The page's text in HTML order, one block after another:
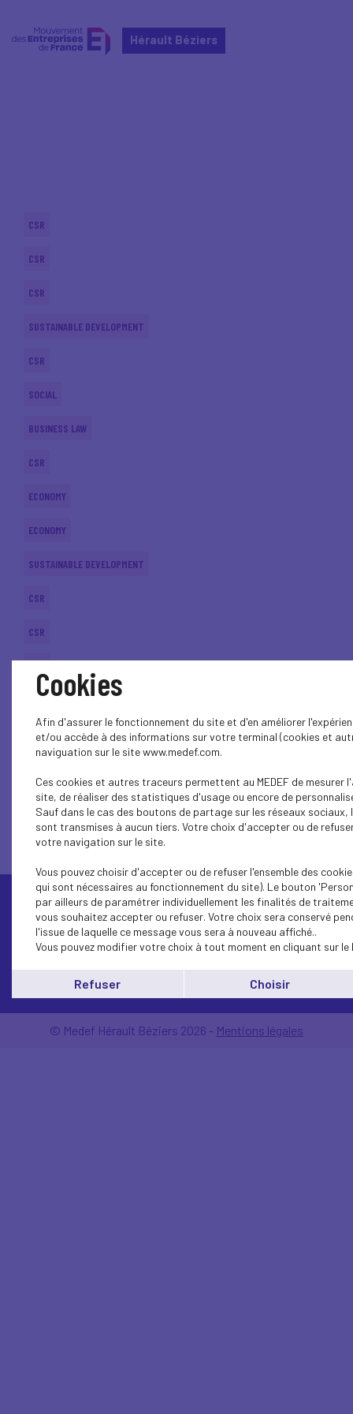
Hérault Béziers
CSR
CSR
CSR
SUSTAINABLE DEVELOPMENT
CSR
SOCIAL
BUSINESS LAW
CSR
ECONOMY
ECONOMY
SUSTAINABLE DEVELOPMENT
CSR
CSR
CSR
1... 16 15 14 13 12 11 10 9 8
© Medef Hérault Béziers 2026 - Mentions légales
Cookies
Afin d'assurer le fonctionnement du site et d'en améliorer
et/ou accède à des informations sur votre terminal (cookies et
naviguation sur le site www.medef.com.
Ces cookies et autres traceurs permettent au MEDEF de mesurer
site, de réaliser des statistiques d'usage ou encore de
Sauf dans le cas des boutons de partage sur les réseaux
sont transmises à aucun tiers. Votre choix d'accepter ou de
votre navigation sur le site.
Vous pouvez choisir d'accepter ou de refuser l'ensemble des
qui sont nécessaires au fonctionnement du site). Le bouton
par ailleurs de paramétrer individuellement les finalités de
vous souhaitez accepter ou refuser. Votre choix sera conservé
l'issue de laquelle ce message vous sera à nouveau affiché..
Vous pouvez modifier votre choix à tout moment en cliquant sur le
Refuser Choisir